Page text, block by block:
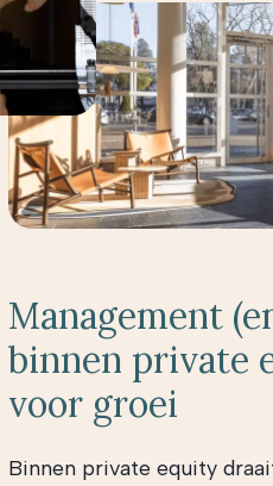
Management
binnen private
voor groei
Binnen private equity